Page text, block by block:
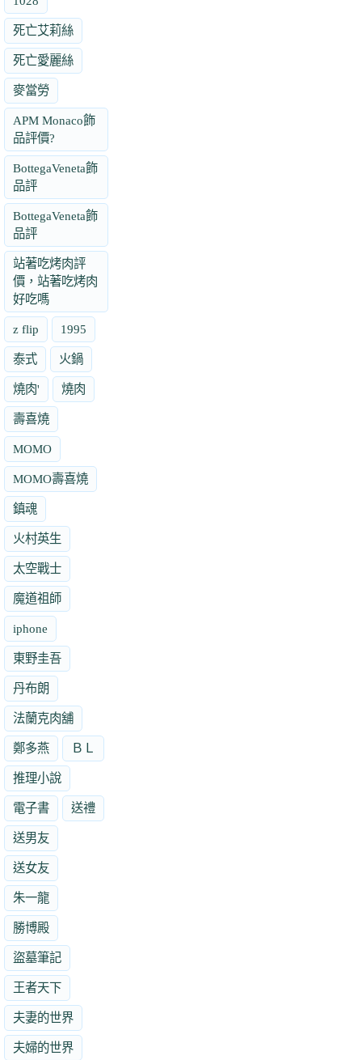
死亡艾莉絲
死亡愛麗絲
麥當勞
APM Monaco飾
品評價?
BottegaVeneta飾
品評
BottegaVeneta飾
品評
站著吃烤肉評
價，站著吃烤肉
好吃嗎
z flip 1995
泰式 火鍋
燒肉' 燒肉
壽喜燒
MOMO
MOMO壽喜燒
鎮魂
火村英生
太空戰士
魔道祖師
iphone
東野圭吾
丹布朗
法蘭克肉舖
鄭多燕 ＢＬ
推理小說
電子書 送禮
送男友
送女友
朱一龍
勝博殿
盜墓筆記
王者天下
夫妻的世界
夫婦的世界